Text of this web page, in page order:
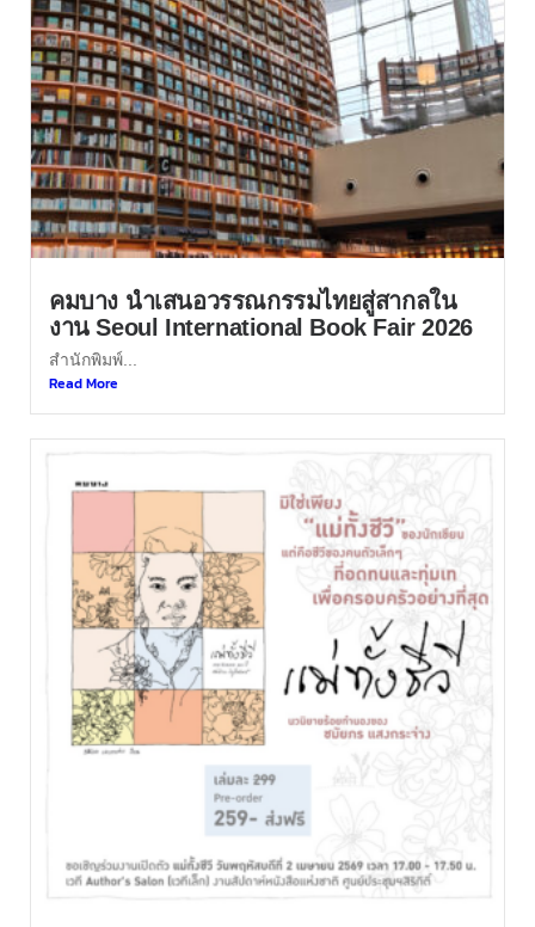
คมบาง นำเสนอวรรณกรรมไทยสู่สากลใน
งาน Seoul International Book Fair 2026
สำนักพิมพ์...
Read More